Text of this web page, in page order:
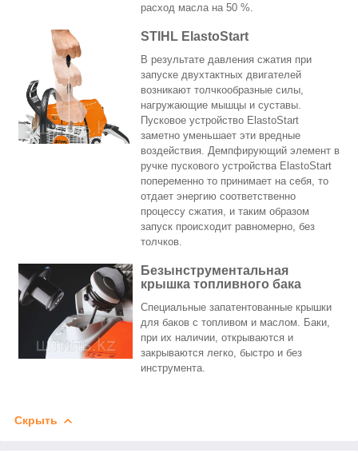
расход масла на 50 %.
STIHL ElastoStart
В результате давления сжатия при
запуске двухтактных двигателей
возникают толчкообразные силы,
нагружающие мышцы и суставы.
Пусковое устройство ElastoStart
заметно уменьшает эти вредные
воздействия. Демпфирующий элемент в
ручке пускового устройства ElastoStart
попеременно то принимает на себя, то
отдает энергию соответственно
процессу сжатия, и таким образом
запуск происходит равномерно, без
толчков.
Безынструментальная
крышка топливного бака
Специальные запатентованные крышки
для баков с топливом и маслом. Баки,
при их наличии, открываются и
закрываются легко, быстро и без
инструмента.
Скрыть